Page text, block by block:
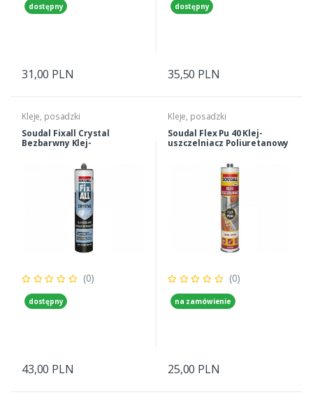
dostępny
31,00 PLN
dostępny
35,50 PLN
Kleje, posadzki
Soudal Fixall Crystal
Bezbarwny Klej-
(0)
dostępny
43,00 PLN
Kleje, posadzki
Soudal Flex Pu 40 Klej-
uszczelniacz Poliuretanowy
(0)
na zamówienie
25,00 PLN